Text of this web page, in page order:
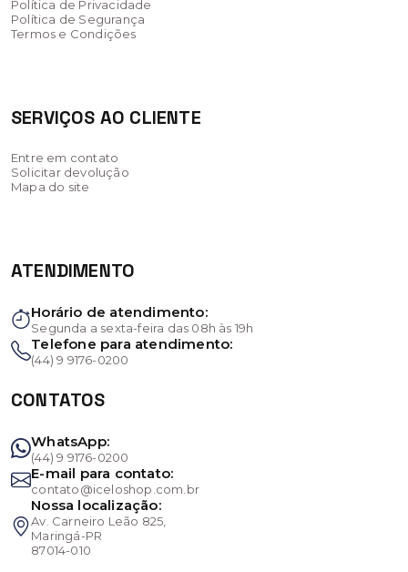
Política de Privacidade
Política de Segurança
Termos e Condições
SERVIÇOS AO CLIENTE
Entre em contato
Solicitar devolução
Mapa do site
ATENDIMENTO
Horário de atendimento:
Segunda a sexta-feira das 08h às 19h
Telefone para atendimento:
(44) 9 9176-0200
CONTATOS
WhatsApp:
(44) 9 9176-0200
E-mail para contato:
contato@iceloshop.com.br
Nossa localização:
Av. Carneiro Leão 825,
Maringá-PR
87014-010